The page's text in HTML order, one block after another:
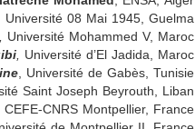
Université 08 Mai 1945, Guelma
, Université Mohammed V, Maroc
, Université d’El Jadida, Maroc
, Université de Gabès, Tunisie
Saint Joseph Beyrouth, Liban
CEFE-CNRS Montpellier, France